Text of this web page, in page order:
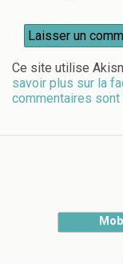
Ce site utilise
savoir plus sur la
commentaires